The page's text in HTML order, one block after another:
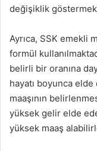
değişiklik
Ayrıca, SSK emekli
formül
belirli bir oranına
hayatı boyunca
maaşının
yüksek gelir elde
yüksek maaş